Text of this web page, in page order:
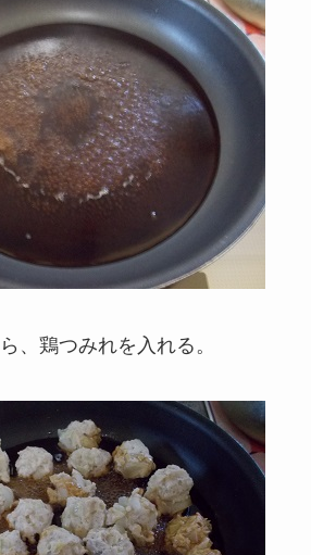
、鶏つみれを入れる。